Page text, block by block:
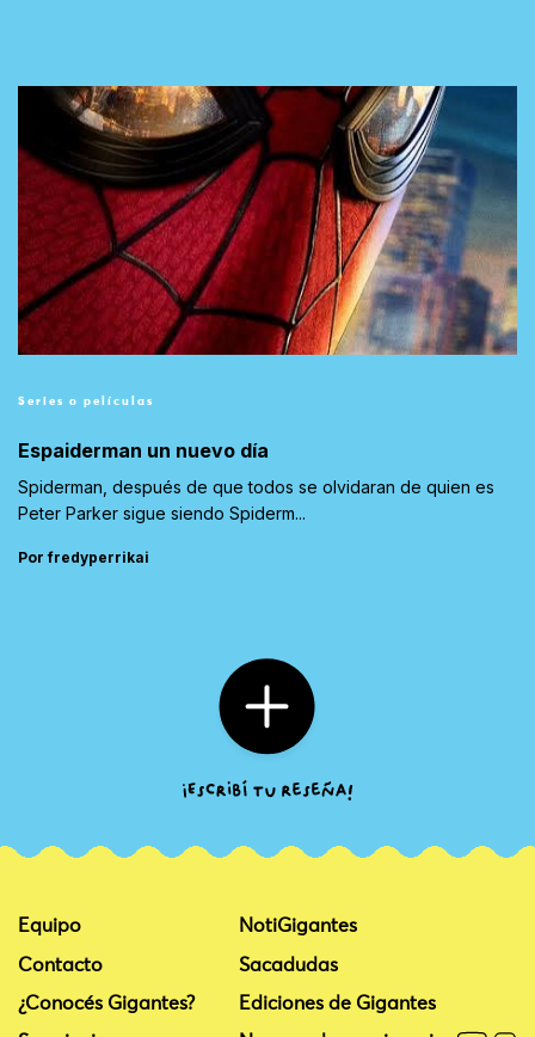
Series o películas
Espaiderman un nuevo día
Spiderman, después de que todos se olvidaran de quien es
Peter Parker sigue siendo Spiderm...
Por fredyperrikai
Equipo
Contacto
¿Conocés Gigantes?
NotiGigantes
Sacadudas
Ediciones de Gigantes